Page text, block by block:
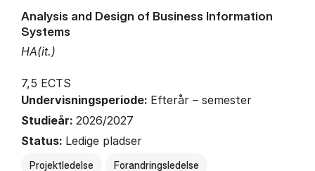
HA(it.)
Analysis and Design of Business Information
Systems
7,5 ECTS
Undervisningsperiode: Efterår – semester
Studieår: 2026/2027
Status: Ledige pladser
Projektledelse Forandringsledelse